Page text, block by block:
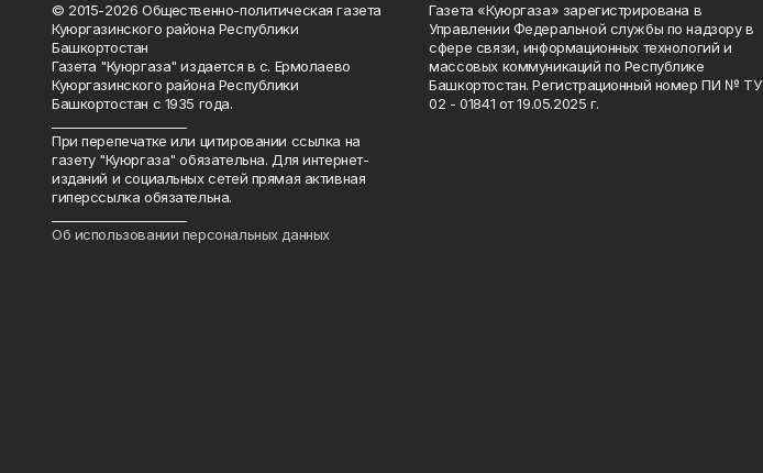
© 2015-2026 Общественно-политическая газета
Куюргазинского района Республики
Башкортостан
Газета "Куюргаза" издается в с. Ермолаево
Куюргазинского района Республики
Башкортостан с 1935 года.
При перепечатке или цитировании ссылка на
газету "Куюргаза" обязательна. Для интернет-
изданий и социальных сетей прямая активная
гиперссылка обязательна.
Об использовании персональных данных
Газета «Куюргаза» зарегистрирована в
Управлении Федеральной службы по надзору в
сфере связи, информационных технологий и
массовых коммуникаций по Республике
Башкортостан. Регистрационный номер ПИ № ТУ
02 - 01841 от 19.05.2025 г.